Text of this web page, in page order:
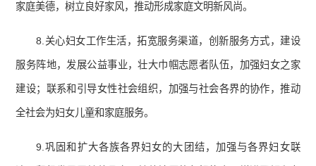
家庭美德，树立良好家风，推动形成家庭文明新风尚。
8.关心妇女工作生活，拓宽服务渠道，创新服务方式，建设
服务阵地，发展公益事业，壮大巾帼志愿者队伍，加强妇女之家
建设；联系和引导女性社会组织，加强与社会各界的协作，推动
全社会为妇女儿童和家庭服务。
9.巩固和扩大各族各界妇女的大团结，加强与各界妇女联